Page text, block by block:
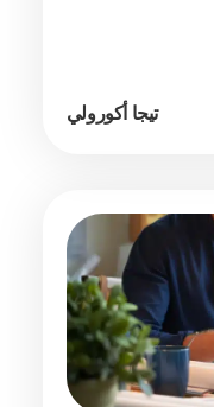
تيجا أكورولي